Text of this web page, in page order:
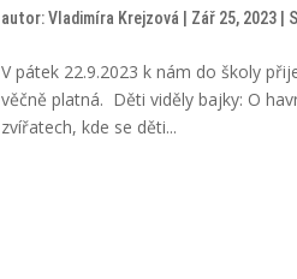
autor:Vladimíra Krejzová Zář 25, 2023
V pátek 22.9.2023 k nám do školy
věčně platná. Děti viděly bajky: O
zvířatech, kde se děti...